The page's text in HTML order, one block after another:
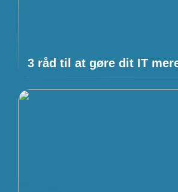
3 råd til at gøre dit IT